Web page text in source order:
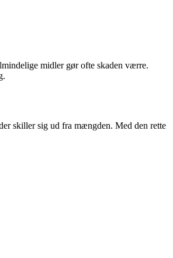
midler gør ofte skaden værre.
skiller sig ud fra mængden. Med den rette